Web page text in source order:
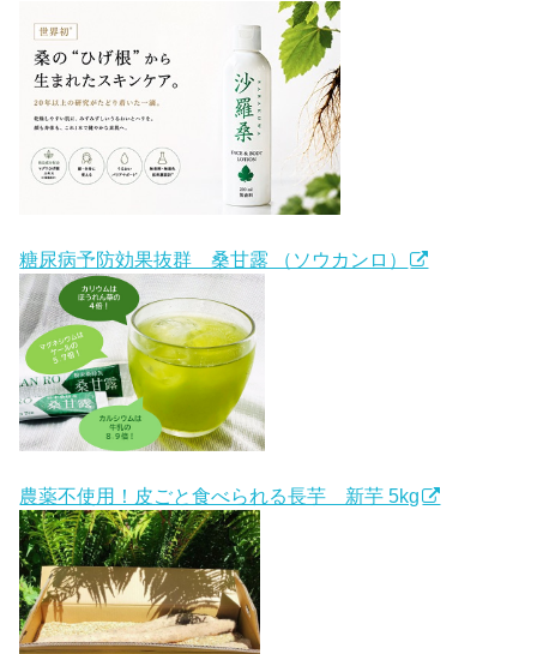
糖尿病予防効果抜群 桑甘露 （ソウカンロ）
農薬不使用！皮ごと食べられる長芋 新芋 5kg